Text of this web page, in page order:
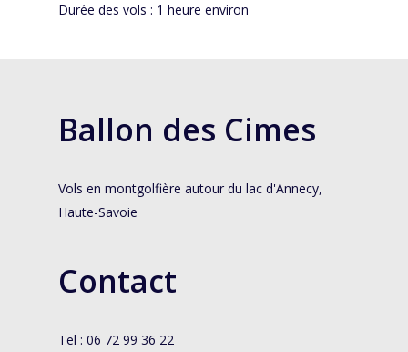
Durée des vols : 1 heure environ
Ballon des Cimes
Vols en montgolfière autour du lac d'Annecy,
Haute-Savoie
Contact
Tel : 06 72 99 36 22